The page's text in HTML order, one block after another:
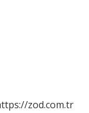
zod.com.tr